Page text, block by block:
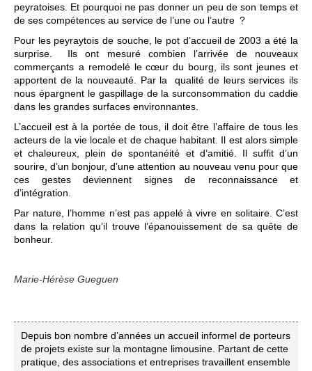
peyratoises. Et pourquoi ne pas donner un peu de son temps et
de ses compétences au service de l’une ou l’autre ?
Pour les peyraytois de souche, le pot d’accueil de 2003 a été la
surprise. Ils ont mesuré combien l’arrivée de nouveaux
commerçants a remodelé le cœur du bourg, ils sont jeunes et
apportent de la nouveauté. Par la qualité de leurs services ils
nous épargnent le gaspillage de la surconsommation du caddie
dans les grandes surfaces environnantes.
L’accueil est à la portée de tous, il doit être l’affaire de tous les
acteurs de la vie locale et de chaque habitant. Il est alors simple
et chaleureux, plein de spontanéité et d’amitié. Il suffit d’un
sourire, d’un bonjour, d’une attention au nouveau venu pour que
ces gestes deviennent signes de reconnaissance et
d’intégration.
Par nature, l’homme n’est pas appelé à vivre en solitaire. C’est
dans la relation qu’il trouve l’épanouissement de sa quête de
bonheur.
Marie-Hérèse Gueguen
Depuis bon nombre d’années un accueil informel de porteurs
de projets existe sur la montagne limousine. Partant de cette
pratique, des associations et entreprises travaillent ensemble